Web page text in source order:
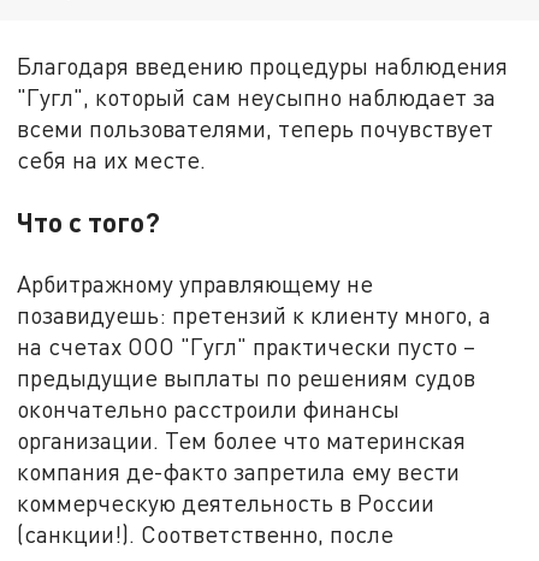
Благодаря введению процедуры наблюдения
"Гугл", который сам неусыпно наблюдает за
всеми пользователями, теперь почувствует
себя на их месте.
Что с того?
Арбитражному управляющему не
позавидуешь: претензий к клиенту много, а
на счетах ООО "Гугл" практически пусто –
предыдущие выплаты по решениям судов
окончательно расстроили финансы
организации. Тем более что материнская
компания де-факто запретила ему вести
коммерческую деятельность в России
(санкции!). Соответственно, после